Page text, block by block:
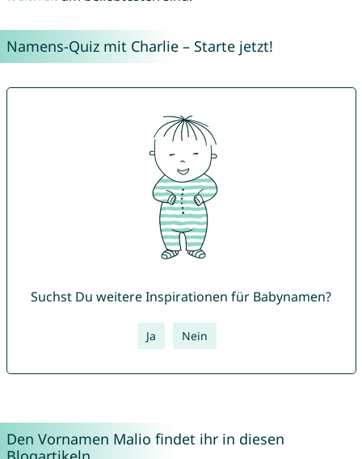
Namens-Quiz mit Charlie – Starte jetzt!
Suchst Du weitere Inspirationen für Babynamen?
Ja Nein
Den Vornamen Malio findet ihr in diesen